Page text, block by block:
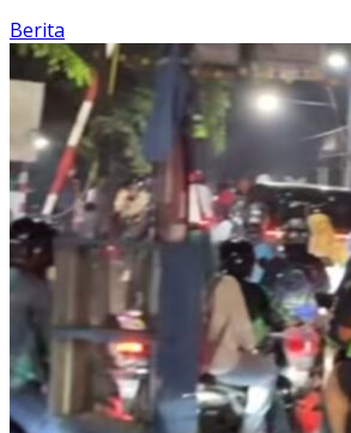
Berita